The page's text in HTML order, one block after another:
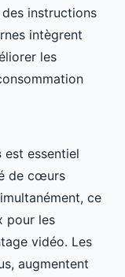
instructions
intègrent
les
est essentiel
de cœurs
ce
pour les
vidéo. Les
augmentent